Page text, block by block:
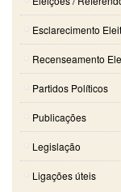
Esclarecimento
Recenseamento
Partidos Políticos
Publicações
Legislação
Ligações úteis